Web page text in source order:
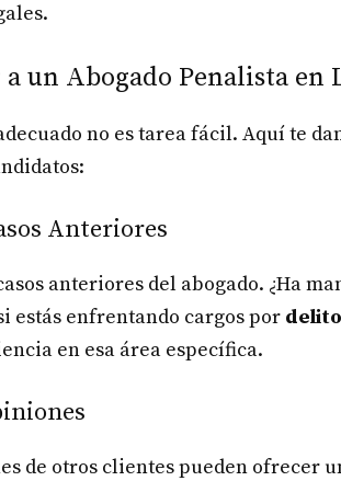
a un Abogado Penalista en
no es tarea fácil. Aquí te
Anteriores
anteriores del abogado. ¿Ha
estás enfrentando cargos por
en esa área específica.
de otros clientes pueden ofrecer